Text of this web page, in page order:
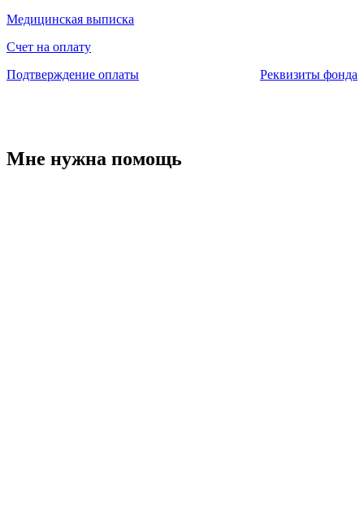
Медицинская выписка
Счет на оплату
Подтверждение оплаты
Реквизиты фонда
Мне нужна помощь